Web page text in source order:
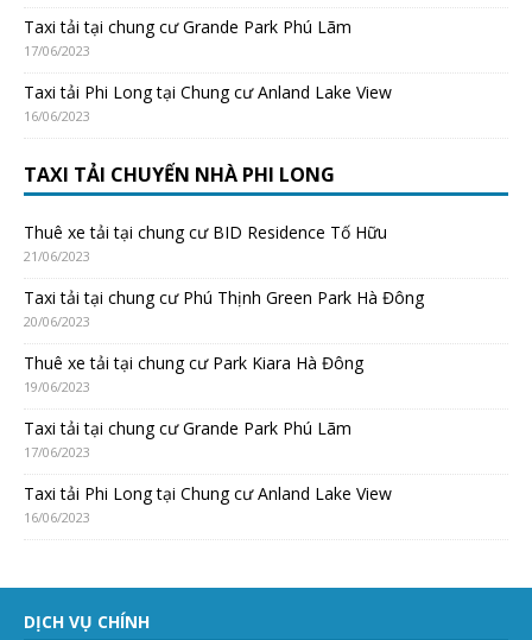
Taxi tải tại chung cư Grande Park Phú Lãm
17/06/2023
Taxi tải Phi Long tại Chung cư Anland Lake View
16/06/2023
TAXI TẢI CHUYỂN NHÀ PHI LONG
Thuê xe tải tại chung cư BID Residence Tố Hữu
21/06/2023
Taxi tải tại chung cư Phú Thịnh Green Park Hà Đông
20/06/2023
Thuê xe tải tại chung cư Park Kiara Hà Đông
19/06/2023
Taxi tải tại chung cư Grande Park Phú Lãm
17/06/2023
Taxi tải Phi Long tại Chung cư Anland Lake View
16/06/2023
DỊCH VỤ CHÍNH